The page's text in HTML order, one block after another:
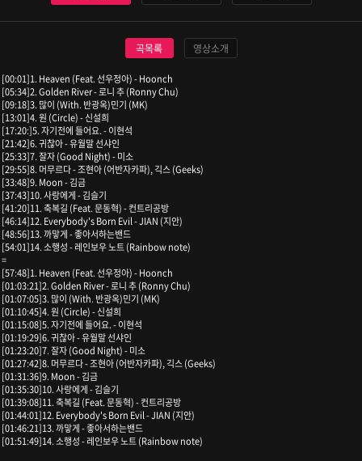
곡목록 영상소개
[00:01]1. Heaven (Feat. 선우정아) - Hoonch
[05:34]2. Golden River - 로니 추 (Ronny Chu)
[09:18]3. 많이 (With. 반광옥)민기 (MK)
[13:01]4. 원 (Circle) - 신설희
[17:20:]5. 자기전에 들어요. - 이현석
[21:42]6. 귀찮아 - 유월말 선샤인
[25:33]7. 잘자 (Good Night) - 미소
[29:55]8. 머무르다 - 조현아 (어반자카파), 긱스 (Geeks)
[33:48]9. Moon - 김금
[37:43]10. 사랑에게 - 김슬기
[41:20]11. 축복길 (Feat. 문동혁) - 컨트리공방
[46:14]12. Everybody's Born Evil - JIAN (지안)
[48:56]13. 까맣게 - 좋아서하는밴드
[54:01]14. 소행성 - 레인보우 노트 (Rainbow note)
=
[57:48]1. Heaven (Feat. 선우정아) - Hoonch
[01:03:21]2. Golden River - 로니 추 (Ronny Chu)
[01:07:05]3. 많이 (With. 반광옥)민기 (MK)
[01:10:45]4. 원 (Circle) - 신설희
[01:15:08]5. 자기전에 들어요. - 이현석
[01:19:29]6. 귀찮아 - 유월말 선샤인
[01:23:20]7. 잘자 (Good Night) - 미소
[01:27:42]8. 머무르다 - 조현아 (어반자카파), 긱스 (Geeks)
[01:31:36]9. Moon - 김금
[01:35:30]10. 사랑에게 - 김슬기
[01:39:08]11. 축복길 (Feat. 문동혁) - 컨트리공방
[01:44:01]12. Everybody's Born Evil - JIAN (지안)
[01:46:21]13. 까맣게 - 좋아서하는밴드
[01:51:49]14. 소행성 - 레인보우 노트 (Rainbow note)